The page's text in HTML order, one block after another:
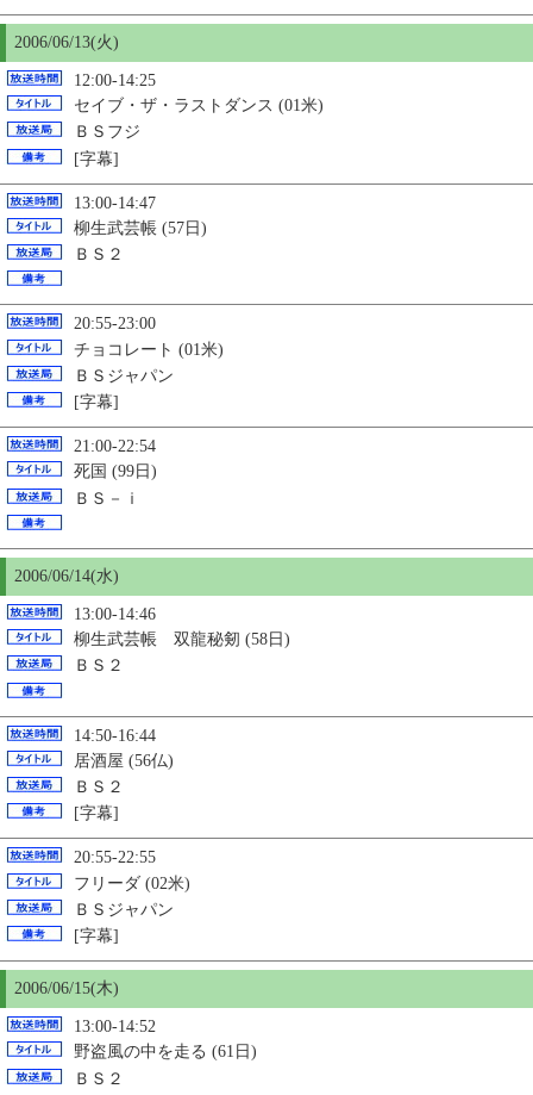
2006/06/13(火)
12:00-14:25
セイブ・ザ・ラストダンス (01米)
ＢＳフジ
[字幕]
13:00-14:47
柳生武芸帳 (57日)
ＢＳ２
20:55-23:00
チョコレート (01米)
ＢＳジャパン
[字幕]
21:00-22:54
死国 (99日)
ＢＳ－ｉ
2006/06/14(水)
13:00-14:46
柳生武芸帳 双龍秘剱 (58日)
ＢＳ２
14:50-16:44
居酒屋 (56仏)
ＢＳ２
[字幕]
20:55-22:55
フリーダ (02米)
ＢＳジャパン
[字幕]
2006/06/15(木)
13:00-14:52
野盗風の中を走る (61日)
ＢＳ２